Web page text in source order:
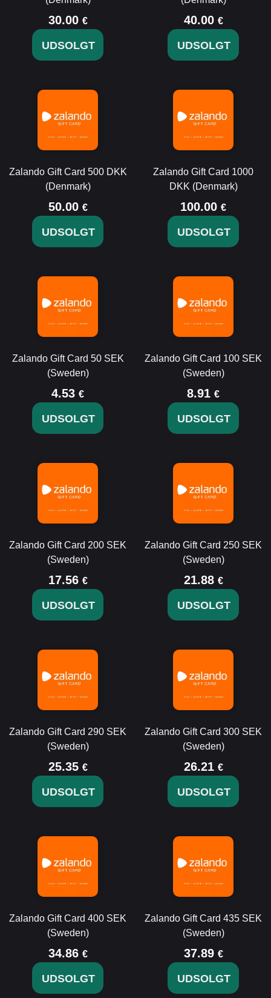
30.00 €
UDSOLGT
40.00 €
UDSOLGT
Zalando Gift Card 500 DKK
(Denmark)
50.00 €
UDSOLGT
Zalando Gift Card 1000
DKK (Denmark)
100.00 €
UDSOLGT
Zalando Gift Card 50 SEK
(Sweden)
4.53 €
UDSOLGT
Zalando Gift Card 100 SEK
(Sweden)
8.91 €
UDSOLGT
Zalando Gift Card 200 SEK
(Sweden)
17.56 €
UDSOLGT
Zalando Gift Card 250 SEK
(Sweden)
21.88 €
UDSOLGT
Zalando Gift Card 290 SEK
(Sweden)
25.35 €
UDSOLGT
Zalando Gift Card 300 SEK
(Sweden)
26.21 €
UDSOLGT
Zalando Gift Card 400 SEK
(Sweden)
34.86 €
UDSOLGT
Zalando Gift Card 435 SEK
(Sweden)
37.89 €
UDSOLGT